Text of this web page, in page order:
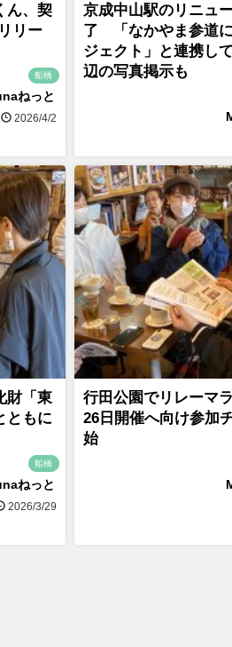
ん、契
リー
船橋
ねっと
2026/4/2
京成中山駅のリニュ
了 「なかやま参道
ジェクト」と連携し
辺の写真掲示も
財「東
ともに
船橋
ねっと
2026/3/29
行田公園でリレーマ
26日開催へ向け参加
始